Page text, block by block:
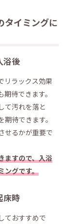
タイミングに
浴後
リラックス効果
待できます。
て汚れを落と
待できます。
せるかが重要で
ますので、入浴
ングです。
床時
ておすすめで